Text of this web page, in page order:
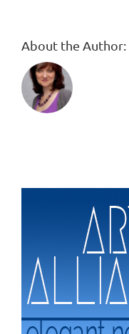
About the Author: